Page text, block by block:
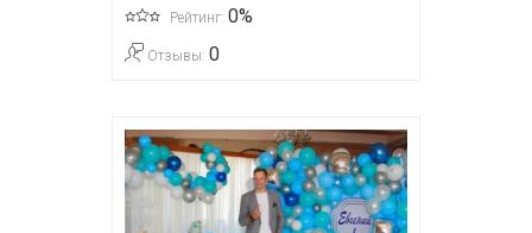
Рейтинг: 0%
Отзывы: 0